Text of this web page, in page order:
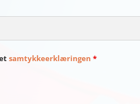
samtykkeerklæringen *